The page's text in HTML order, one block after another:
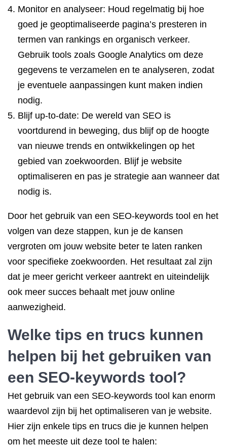
Monitor en analyseer: Houd regelmatig bij hoe
goed je geoptimaliseerde pagina’s presteren in
termen van rankings en organisch verkeer.
Gebruik tools zoals Google Analytics om deze
gegevens te verzamelen en te analyseren, zodat
je eventuele aanpassingen kunt maken indien
nodig.
Blijf up-to-date: De wereld van SEO is
voortdurend in beweging, dus blijf op de hoogte
van nieuwe trends en ontwikkelingen op het
gebied van zoekwoorden. Blijf je website
optimaliseren en pas je strategie aan wanneer dat
nodig is.
Door het gebruik van een SEO-keywords tool en het
volgen van deze stappen, kun je de kansen
vergroten om jouw website beter te laten ranken
voor specifieke zoekwoorden. Het resultaat zal zijn
dat je meer gericht verkeer aantrekt en uiteindelijk
ook meer succes behaalt met jouw online
aanwezigheid.
Welke tips en trucs kunnen
helpen bij het gebruiken van
een SEO-keywords tool?
Het gebruik van een SEO-keywords tool kan enorm
waardevol zijn bij het optimaliseren van je website.
Hier zijn enkele tips en trucs die je kunnen helpen
om het meeste uit deze tool te halen: